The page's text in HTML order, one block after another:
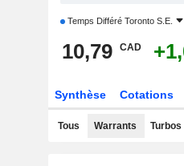
Temps Différé Toronto S.E.
10,79 CAD
Synthèse Cotations
Tous Warrants Turbos